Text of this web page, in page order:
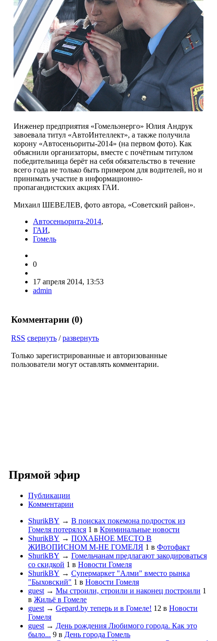
Инженер предприятия «Гомельэнерго» Юлия Андрук
завоевала титул «АвтоИнтеллект», а также получила
корону «Автосеньориты-2014» (на первом фото). Как
объяснили организаторы, вместе с почётным титулом
победительница берёт на себя обязательство в течение
всего года не только быть примером для во­дителей, но и
принимать участие в информационно-
пропагандистских акциях ГАИ.
Михаил ШЕВЕЛЕВ, фото автора, «Советский район».
Автосеньорита-2014,
ГАИ,
Гомель
0
17 апреля 2014, 13:53
admin
Комментарии (0)
RSS свернуть /развернуть
Только зарегистрированные и авторизованные
пользователи могут оставлять комментарии.
Прямой эфир
Публикации
Комментарии
ShurikBY → В поисках покемона подросток из
Гомеля потерялся 1 в Криминальные новости
ShurikBY → ПОХАБНОЕ МЕСТО В
ЖИВОПИСНОМ М-НЕ ГОМЕЛЯ 1 в Фотофакт
ShurikBY → Гомельчанам предлагают закодироваться
со скидкой 1 в Новости Гомеля
ShurikBY → Супермаркет "Алми" вместо рынка
"Быховский" 1 в Новости Гомеля
guest → Мы строили, строили и наконец построили 1
в Жильё в Гомеле
guest → Gepard.by теперь и в Гомеле! 12 в Новости
Гомеля
guest → День рождения Любимого города. Как это
было... 9 в День города Гомель